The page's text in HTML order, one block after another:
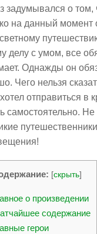
задумывался о том,
на данный момент
делу с умом, все
Однажды он
Чего нельзя
отправиться в
самостоятельно.
[скрыть]
о произведении
содержание
герои